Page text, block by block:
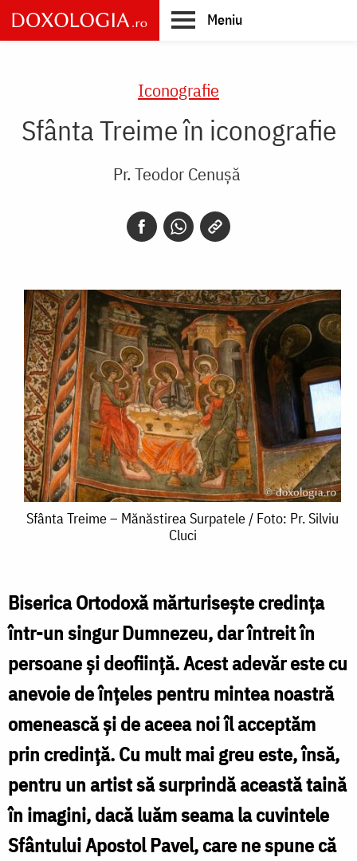
Skip
to
main
Meniu
Iconografie
Sfânta Treime în iconografie
Pr. Teodor Cenușă
Sfânta
Mănăstirea
Surpatele
/
Foto:
Cluci
Sfânta Treime – Mănăstirea Surpatele / Foto: Pr. Silviu
Cluci
Biserica Ortodoxă mărturisește credința
într-un singur Dumnezeu, dar întreit în
persoane și deoființă. Acest adevăr este cu
anevoie de înțeles pentru mintea noastră
omenească și de aceea noi îl acceptăm
prin credință. Cu mult mai greu este, însă,
pentru un artist să surprindă această taină
în imagini, dacă luăm seama la cuvintele
Sfântului Apostol Pavel, care ne spune că